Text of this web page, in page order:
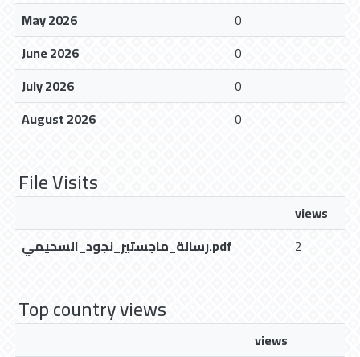
May 2026
0
June 2026
0
July 2026
0
August 2026
0
File Visits
views
رسالة_ماجستير_نجود_السحيمي.pdf
2
Top country views
views